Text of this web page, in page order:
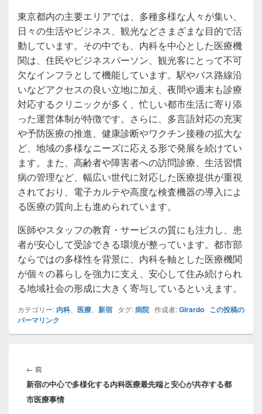
東京都内の主要エリアでは、多種多様な人々が集い、
日々の生活やビジネス、観光などさまざまな目的で活
動しています。その中でも、内科を中心とした医療機
関は、住民やビジネスパーソン、観光客にとって不可
欠なインフラとして機能しています。駅やバス路線沿
いなどアクセスの良い立地に加え、夜間や週末も診療
対応するクリニックが多く、忙しい都市生活に寄り添
った運営体制が特徴です。さらに、多言語対応の充実
や予防医療の推進、健康診断やワクチン接種の拡大な
ど、地域の多様なニーズに応える形で発展を続けてい
ます。また、高齢者や障害者への訪問診療、生活習慣
病の管理など、幅広い世代に対応した医療提供が重視
されており、電子カルテや高度な検査機器の導入によ
る医療の質向上も進められています。
医師やスタッフの教育・サービスの質にも注力し、患
者が安心して受診できる環境が整っています。都市部
ならではの多様性を背景に、内科を軸とした医療機関
が個々の暮らしを強力に支え、安心して住み続けられ
る地域社会の形成に大きく寄与しているといえます。
カテゴリー: 内科、 医療 新宿 タグ:病院 作成者:Girardo この投稿の
パーマリンク
稿
ナ
ビ
ゲ
← 前前
の
投
新宿の中心で多様化する内科医療最先端と安心が共存する都
市医療事情